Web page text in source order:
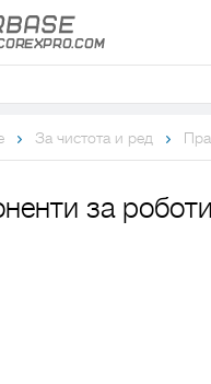
За чистота и ред
за